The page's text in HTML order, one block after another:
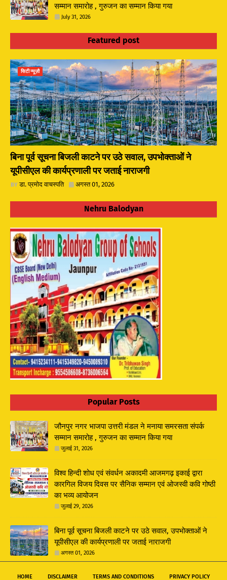
सम्मान समारोह , गुरुजन का सम्मान किया गया
July 31, 2026
Featured post
सिटी न्यूज़ौ
बिना पूर्व सूचना बिजली काटने पर उठे सवाल, उपभोक्ताओं ने
यूपीसीएल की कार्यप्रणाली पर जताई नाराजगी
डा. प्रमोद वाचस्पति अगस्त 01, 2026
Nehru Balodyan
Popular Posts
जौनपुर नगर भाजपा उत्तरी मंडल ने मनाया समरसता संपर्क
सम्मान समारोह , गुरुजन का सम्मान किया गया
जुलाई 31, 2026
विश्व हिन्दी शोध एवं संवर्धन अकादमी आजमगढ़ इकाई द्वारा
कारगिल विजय दिवस पर सैनिक सम्मान एवं ओजस्वी कवि गोष्ठी
का भव्य आयोजन
जुलाई 29, 2026
बिना पूर्व सूचना बिजली काटने पर उठे सवाल, उपभोक्ताओं ने
यूपीसीएल की कार्यप्रणाली पर जताई नाराजगी
अगस्त 01, 2026
HOME DISCLAIMER TERMS AND CONDITIONS PRIVACY POLICY